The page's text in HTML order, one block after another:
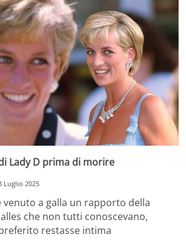
Lady D prima di morire
Luglio 2025
a galla un rapporto della
che non tutti conoscevano,
restasse intima